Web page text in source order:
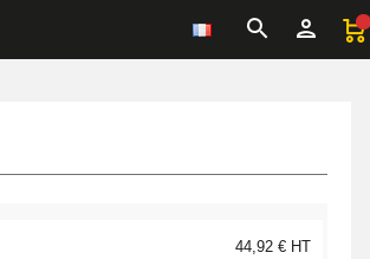
44,92 € HT